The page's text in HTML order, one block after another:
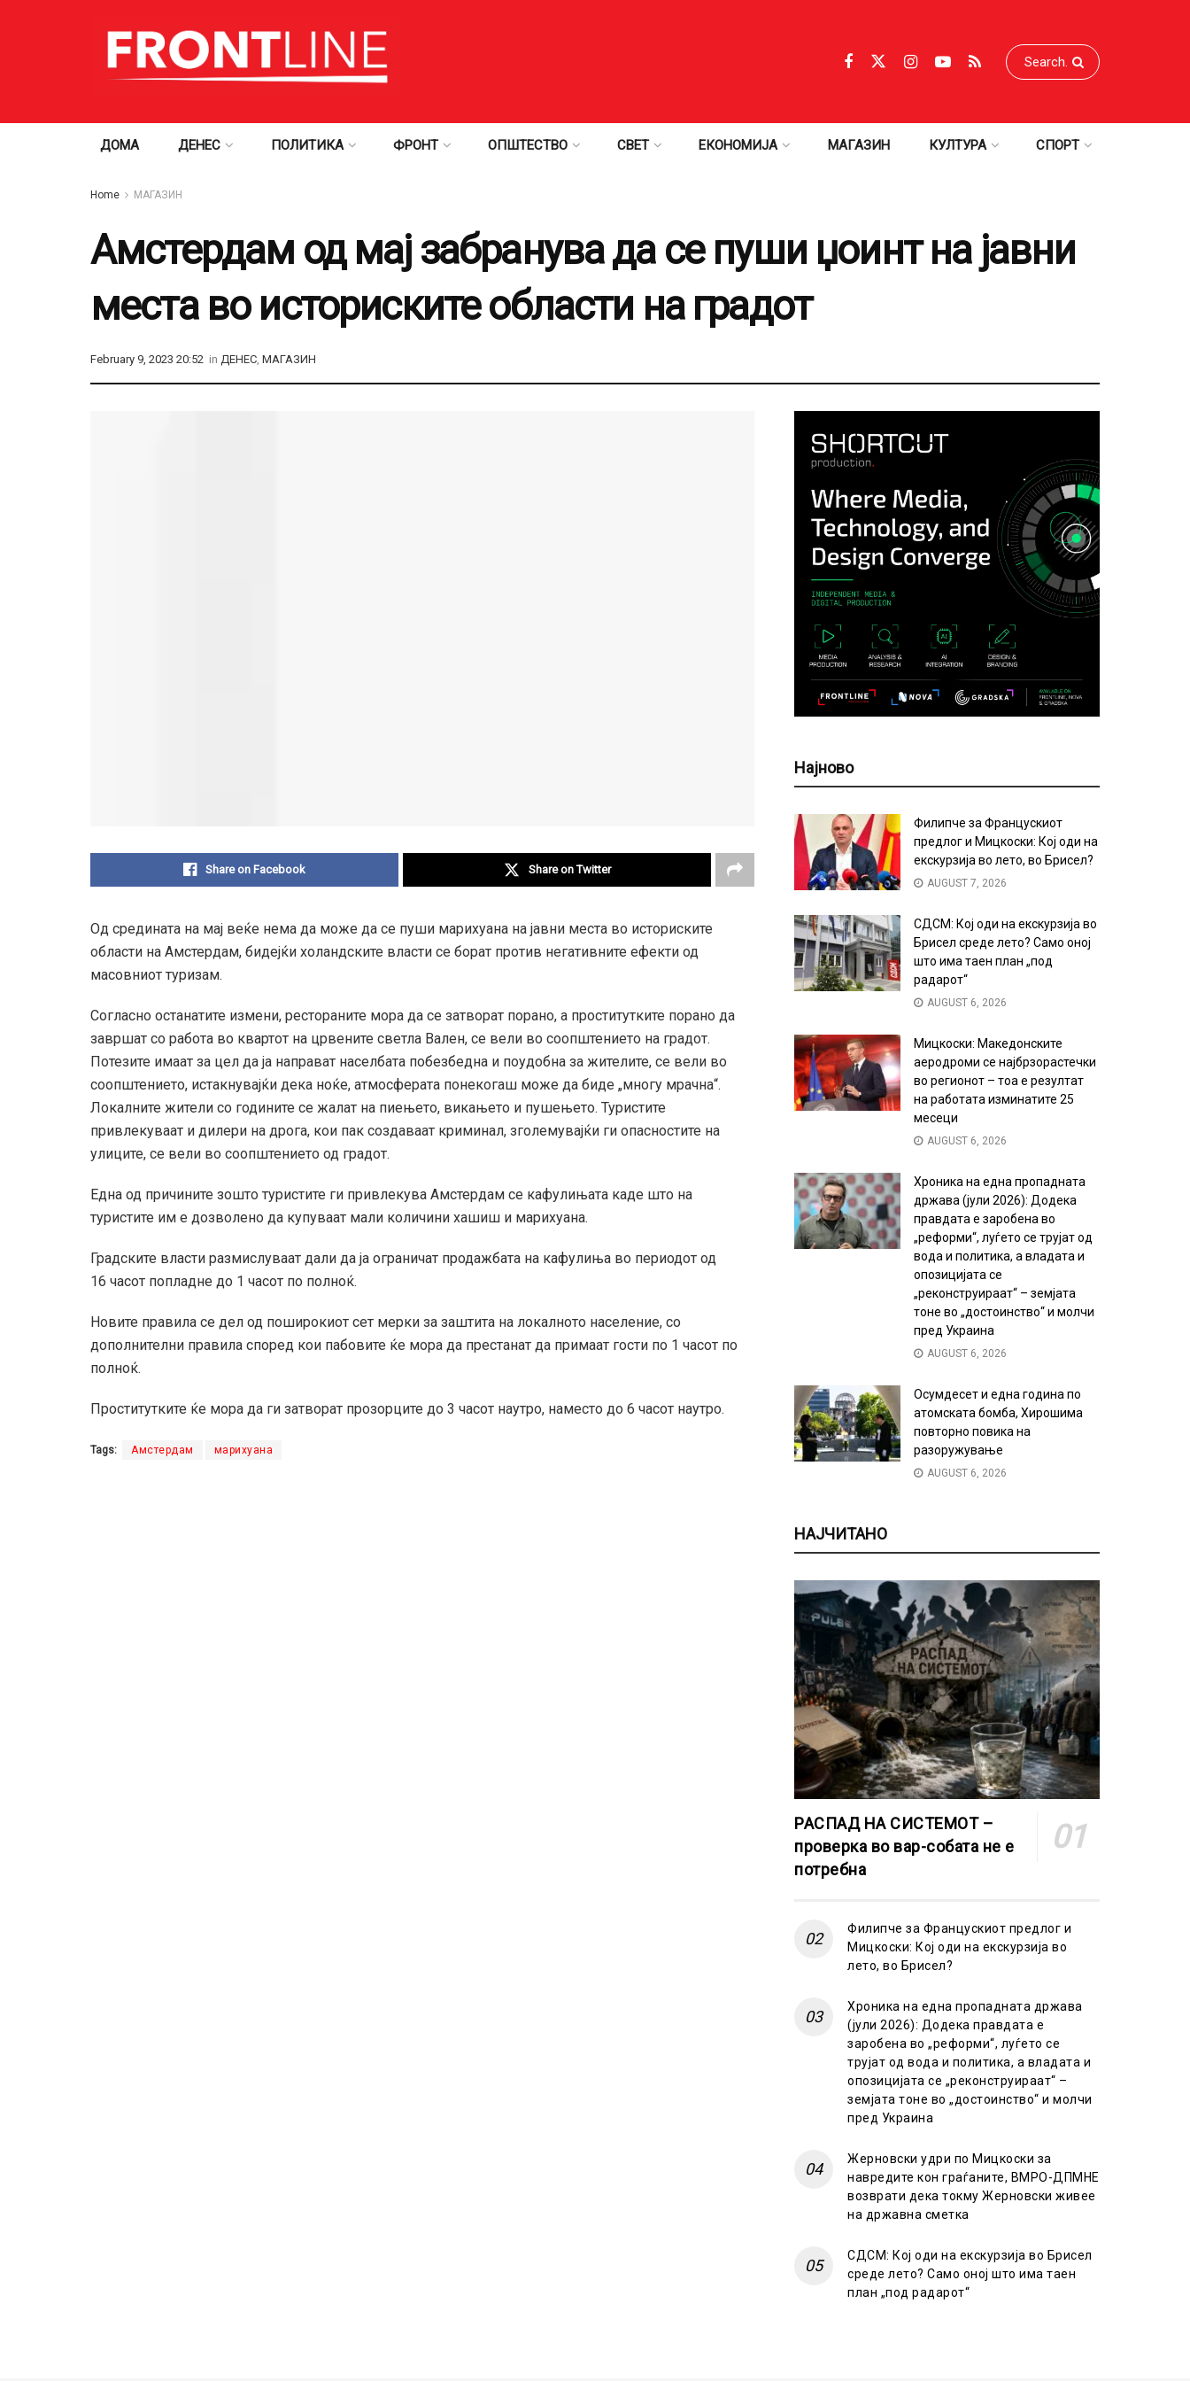
ДОМА ДЕНЕС ПОЛИТИКА ФРОНТ ОПШТЕСТВО СВЕТ ЕКОНОМИЈА МАГАЗИН КУЛТУРА СПОРТ
Home МАГАЗИН
Амстердам од мај забранува да се пуши џоинт на јавни
места во историските области на градот
February 9, 2023 20:52 in ДЕНЕС, МАГАЗИН
Share on Facebook Share on Twitter
Oд средината на мај веќе нема да можe да сe пуши марихуана на јавни места во историските
области на Амстердам, бидејќи холандските власти се борат против негативните ефекти од
масовниот туризам.
Согласно останатите измени, рестораните мора да се затворат порано, а проститутките порано да
завршат со работа во квартот на црвените светла Вален, се вели во соопштението на градот.
Потезите имаат за цел да ја направат населбата побезбедна и поудобна за жителите, се вели во
соопштението, истакнувајќи дека ноќе, атмосферата понекогаш може да биде „многу мрачна“.
Локалните жители со годините се жалат на пиењето, викањето и пушењето. Туристите
привлекуваат и дилери на дрога, кои пак создаваат криминал, зголемувајќи ги опасностите на
улиците, се вели во соопштението од градот.
Една од причините зошто туристите ги привлекува Амстердам се кафулињата каде што на
туристите им е дозволено да купуваат мали количини хашиш и марихуана.
Градските власти размислуваат дали да ја ограничат продажбата на кафулиња во периодот од
16 часот попладне до 1 часот по полноќ.
Новите правила се дел од поширокиот сет мерки за заштита на локалното население, со
дополнителни правила според кои пабовите ќе мора да престанат да примаат гости по 1 часот по
полноќ.
Проститутките ќе мора да ги затворат прозорците до 3 часот наутро, наместо до 6 часот наутро.
Tags: Амстердам марихуана
Најново
Филипче за Францускиот
предлог и Мицкоски: Кој оди на
екскурзија во лето, во Брисел?
AUGUST 7, 2026
СДСМ: Кој оди на екскурзија во
Брисел среде лето? Само оној
што има таен план „под
радарот“
AUGUST 6, 2026
Мицкоски: Македонските
аеродроми се најбрзорастечки
во регионот – тоа е резултат
на работата изминатите 25
месеци
AUGUST 6, 2026
Хроника на една пропадната
држава (јули 2026): Додека
правдата е заробена во
„реформи“, луѓето се трујат од
вода и политика, а владата и
опозицијата се
„реконструираат“ – земјата
тоне во „достоинство“ и молчи
пред Украина
AUGUST 6, 2026
Осумдесет и една година по
атомската бомба, Хирошима
повторно повика на
разоружување
AUGUST 6, 2026
НАЈЧИТАНО
РАСПАД НА СИСТЕМОТ –
проверка во вар-собата не е
потребна
Филипче за Францускиот предлог и
Мицкоски: Кој оди на екскурзија во
лето, во Брисел?
Хроника на една пропадната држава
(јули 2026): Додека правдата е
заробена во „реформи“, луѓето се
трујат од вода и политика, а владата и
опозицијата се „реконструираат“ –
земјата тоне во „достоинство“ и молчи
пред Украина
Жерновски удри по Мицкоски за
навредите кон граѓаните, ВМРО-ДПМНЕ
возврати дека токму Жерновски живее
на државна сметка
СДСМ: Кој оди на екскурзија во Брисел
среде лето? Само оној што има таен
план „под радарот“